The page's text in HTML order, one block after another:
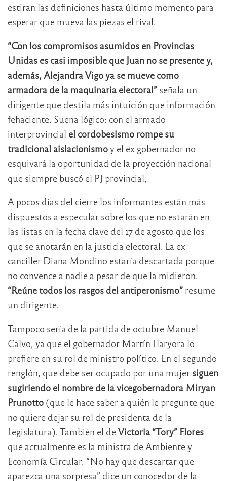
estiran las definiciones hasta último momento para
esperar que mueva las piezas el rival.
“Con los compromisos asumidos en Provincias
Unidas es casi imposible que Juan no se presente y,
además, Alejandra Vigo ya se mueve como
armadora de la maquinaria electoral” señala un
dirigente que destila más intuición que información
fehaciente. Suena lógico: con el armado
interprovincial el cordobesismo rompe su
tradicional aislacionismoy el ex gobernador no
esquivará la oportunidad de la proyección nacional
que siempre buscó el PJ provincial,
A pocos días del cierre los informantes están más
dispuestos a especular sobre los que no estarán en
las listas en la fecha clave del 17 de agosto que los
que se anotarán en la justicia electoral. La ex
canciller Diana Mondino estaría descartada porque
no convence a nadie a pesar de que la midieron.
“Reúne todos los rasgos del antiperonismo” resume
un dirigente.
Tampoco sería de la partida de octubre Manuel
Calvo, ya que el gobernador Martín Llaryora lo
prefiere en su rol de ministro político. En el segundo
renglón, que debe ser ocupado por una mujer siguen
sugiriendo el nombre de la vicegobernadora Miryan
Prunotto (que le hace saber a quién le pregunte que
no quiere dejar su rol de presidenta de la
Legislatura). También el deVictoria “Tory” Flores
que actualmente es la ministra de Ambiente y
Economía Circular. “No hay que descartar que
aparezca una sorpresa” dice un conocedor de la